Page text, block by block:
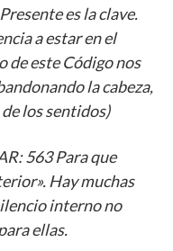
es la clave.
a estar en el
de este Código nos
la cabeza,
los sentidos)
563 Para que
Hay muchas
interno no
ellas.